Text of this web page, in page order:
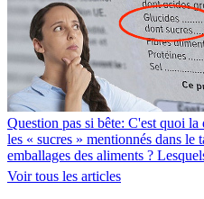
Question pas si bête: C'est quoi
les « sucres » mentionnés dans le
emballages des aliments ?
Voir tous les articles